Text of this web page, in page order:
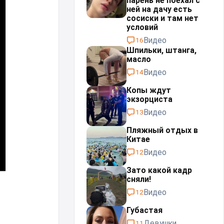
ней на дачу есть
сосиски и там нет
условий
16Видео
Шпильки, штанга,
масло⁠⁠
14Видео
Копы ждут
экзорциста⁠⁠
13Видео
Пляжный отдых в
Китае
12Видео
Зато какой кадр
сняли!
12Видео
Губастая